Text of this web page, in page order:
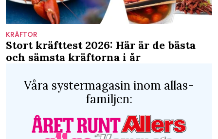
KRÄFTOR
Stort kräfttest 2026: Här är de bästa
och sämsta kräftorna i år
Våra systermagasininom allas-
familjen: